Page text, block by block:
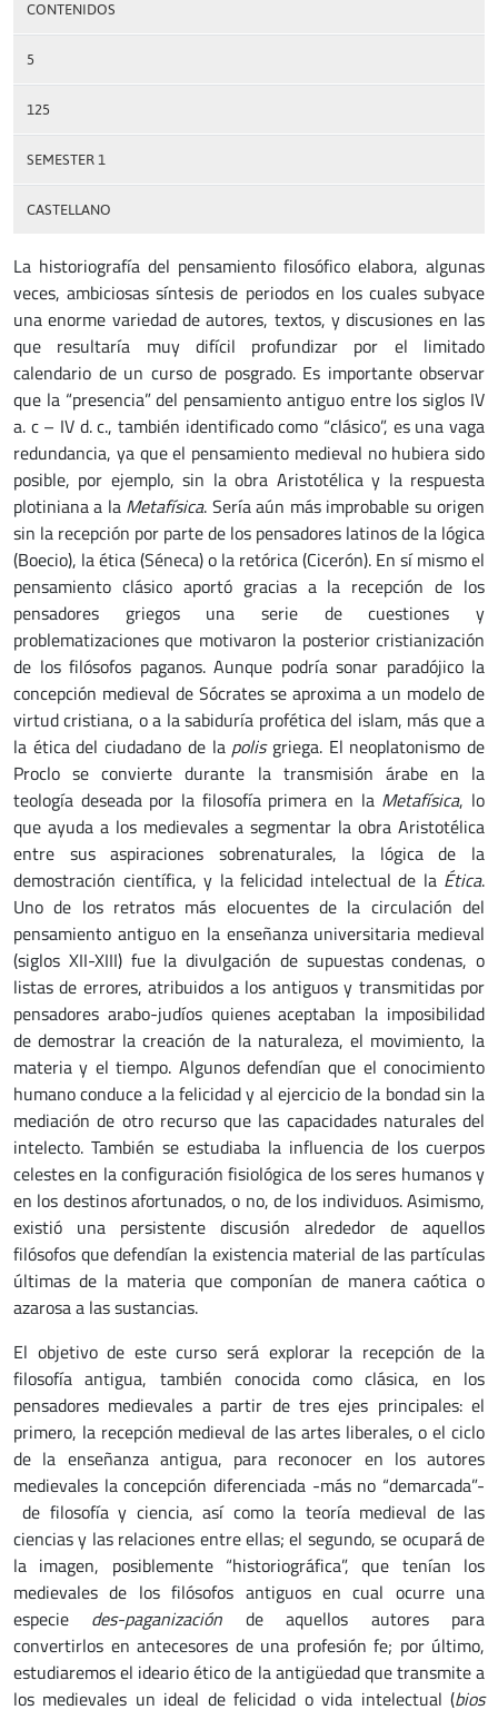
CONTENIDOS
5
125
SEMESTER 1
CASTELLANO
La historiografía del pensamiento filosófico elabora, algunas
veces, ambiciosas síntesis de periodos en los cuales subyace
una enorme variedad de autores, textos, y discusiones en las
que resultaría muy difícil profundizar por el limitado
calendario de un curso de posgrado. Es importante observar
que la “presencia” del pensamiento antiguo entre los siglos IV
a. c – IV d. c., también identificado como “clásico”, es una vaga
redundancia, ya que el pensamiento medieval no hubiera sido
posible, por ejemplo, sin la obra Aristotélica y la respuesta
plotiniana a la Metafísica. Sería aún más improbable su origen
sin la recepción por parte de los pensadores latinos de la lógica
(Boecio), la ética (Séneca) o la retórica (Cicerón). En sí mismo el
pensamiento clásico aportó gracias a la recepción de los
pensadores griegos una serie de cuestiones y
problematizaciones que motivaron la posterior cristianización
de los filósofos paganos. Aunque podría sonar paradójico la
concepción medieval de Sócrates se aproxima a un modelo de
virtud cristiana, o a la sabiduría profética del islam, más que a
la ética del ciudadano de la polisgriega. El neoplatonismo de
Proclo se convierte durante la transmisión árabe en la
teología deseada por la filosofía primera en la Metafísica, lo
que ayuda a los medievales a segmentar la obra Aristotélica
entre sus aspiraciones sobrenaturales, la lógica de la
demostración científica, y la felicidad intelectual de la Ética.
Uno de los retratos más elocuentes de la circulación del
pensamiento antiguo en la enseñanza universitaria medieval
(siglos XII-XIII) fue la divulgación de supuestas condenas, o
listas de errores, atribuidos a los antiguos y transmitidas por
pensadores arabo-judíos quienes aceptaban la imposibilidad
de demostrar la creación de la naturaleza, el movimiento, la
materia y el tiempo. Algunos defendían que el conocimiento
humano conduce a la felicidad y al ejercicio de la bondad sin la
mediación de otro recurso que las capacidades naturales del
intelecto. También se estudiaba la influencia de los cuerpos
celestes en la configuración fisiológica de los seres humanos y
en los destinos afortunados, o no, de los individuos. Asimismo,
existió una persistente discusión alrededor de aquellos
filósofos que defendían la existencia material de las partículas
últimas de la materia que componían de manera caótica o
azarosa a las sustancias.
El objetivo de este curso será explorar la recepción de la
filosofía antigua, también conocida como clásica, en los
pensadores medievales a partir de tres ejes principales: el
primero, la recepción medieval de las artes liberales, o el ciclo
de la enseñanza antigua, para reconocer en los autores
medievales la concepción diferenciada -más no “demarcada”-
de filosofía y ciencia, así como la teoría medieval de las
ciencias y las relaciones entre ellas; el segundo, se ocupará de
la imagen, posiblemente “historiográfica”, que tenían los
medievales de los filósofos antiguos en cual ocurre una
especie des-paganización de aquellos autores para
convertirlos en antecesores de una profesión fe; por último,
estudiaremos el ideario ético de la antigüedad que transmite a
los medievales un ideal de felicidad o vida intelectual (bios